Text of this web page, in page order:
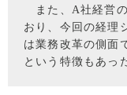
また、A社経営の
おり、今回の経理
は業務改革の側面
という特徴もあっ